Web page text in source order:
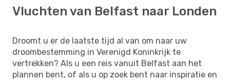
Vluchten van Belfast naar Londen
Droomt u er de laatste tijd al van om naar uw
droombestemming in Verenigd Koninkrijk te
vertrekken? Als u een reis vanuit Belfast aan het
plannen bent, of als u op zoek bent naar inspiratie en